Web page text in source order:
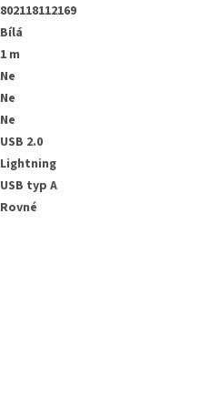
802118112169
Bílá
1 m
Ne
Ne
Ne
USB 2.0
Lightning
USB typ A
Rovné